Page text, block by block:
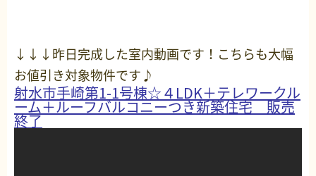
↓↓↓昨日完成した室内動画です！こちらも大幅
お値引き対象物件です♪
射水市手崎第1-1号棟☆４LDK＋テレワークル
ーム＋ルーフバルコニーつき新築住宅 販売
終了